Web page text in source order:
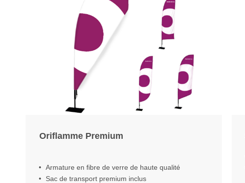
Oriflamme Premium
Armature en fibre de verre de haute qualité
Sac de transport premium inclus